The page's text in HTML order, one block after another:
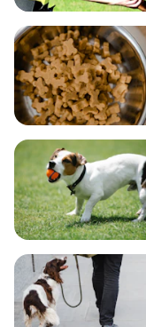
飼い方
食事
トレーニング